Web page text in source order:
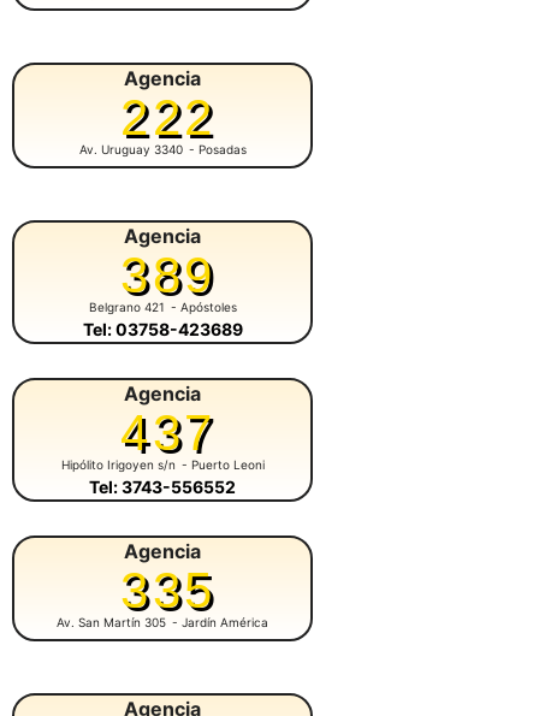
Agencia
222
Av. Uruguay 3340 - Posadas
Agencia
389
Belgrano 421 - Apóstoles
Tel: 03758-423689
Agencia
437
Hipólito Irigoyen s/n - Puerto Leoni
Tel: 3743-556552
Agencia
335
Av. San Martín 305 - Jardín América
Agencia